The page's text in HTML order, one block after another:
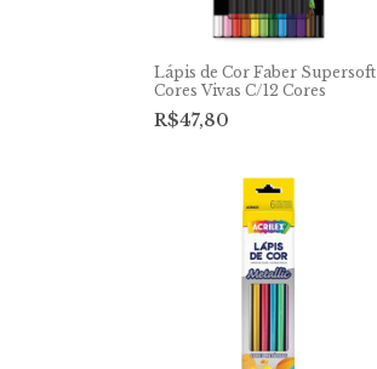
Lápis de Cor Faber Supersoft
Cores Vivas C/12 Cores
R$47,80